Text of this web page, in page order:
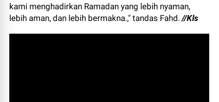
kami menghadirkan Ramadan yang lebih nyaman,
lebih aman, dan lebih bermakna.," tandas Fahd.//Kls